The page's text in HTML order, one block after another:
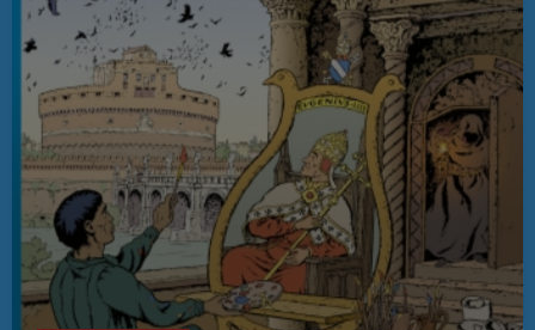
ELVIS PRESLEY
LISTE COMPLÈTE
US Top 1960
1 Are You Lonesome Tonight?
ELVIS PRESLEY
2 It's Now or Never
ELVIS PRESLEY